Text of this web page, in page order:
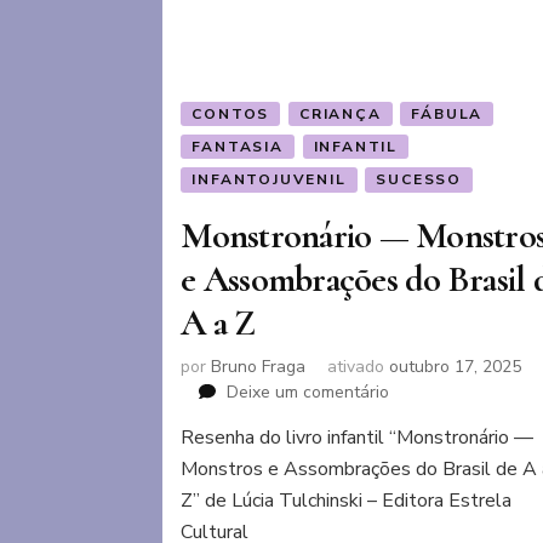
CONTOS CRIANÇA
FÁBULA
FANTASIA
INFANTIL
INFANTOJUVENIL
SUCESSO
Monstronário —
e Assombrações do Brasil
A a Z
porBruno Fraga ativado outubro 17, 2025
Deixe um comentário
—
Monstros
e
Resenha do livro infantil “Monstronário —
Monstros e Assombrações do Brasil de A
Z” de Lúcia Tulchinski – Editora Estrela
Cultural